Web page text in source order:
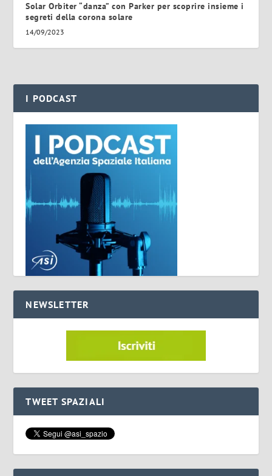
Solar Orbiter “danza” con Parker per scoprire insieme i
segreti della corona solare
14/09/2023
I PODCAST
NEWSLETTER
TWEET SPAZIALI